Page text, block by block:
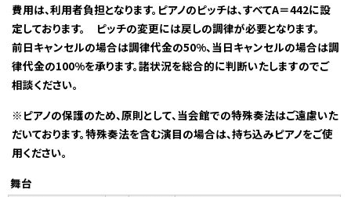
費用は、利用者負担となります。ピアノのピッチは、すべてA＝442に設
定しております。 ピッチの変更には戻しの調律が必要となります。
前日キャンセルの場合は調律代金の50%、当日キャンセルの場合は調
律代金の100%を承ります。諸状況を総合的に判断いたしますのでご
相談ください。
※ピアノの保護のため、原則として、当会館での特殊奏法はご遠慮いた
だいております。特殊奏法を含む演目の場合は、持ち込みピアノをご使
用ください。
舞台